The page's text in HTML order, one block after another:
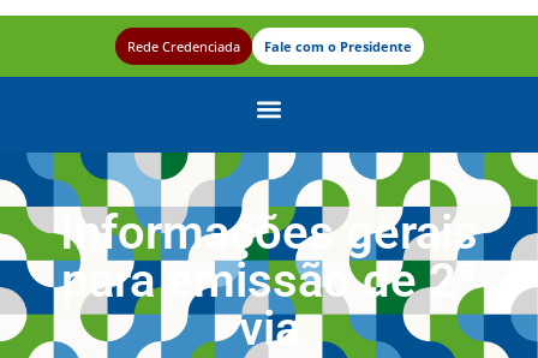
Rede Credenciada Fale com o Presidente
Informações gerais
para emissão de 2ª
via